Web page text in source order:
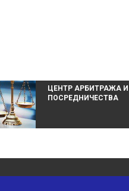
ЦЕНТР АРБИТРАЖА И
ПОСРЕДНИЧЕСТВА